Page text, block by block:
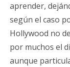
aprender,
según el caso
Hollywood no
por muchos el
aunque